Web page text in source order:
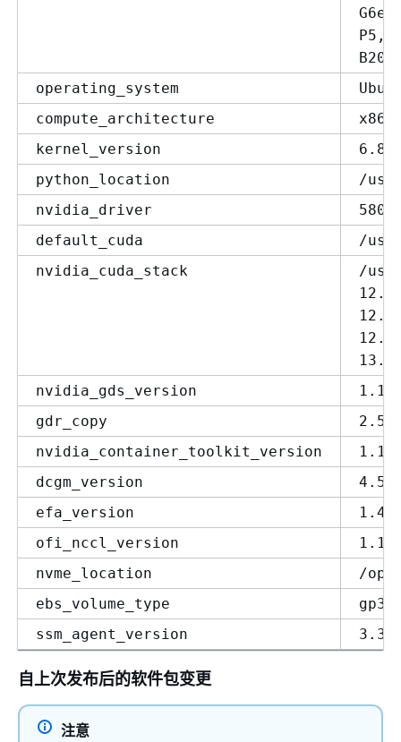
P5,
operating_system
compute_architecture
kernel_version
python_location
/
nvidia_driver
default_cuda
/
nvidia_cuda_stack
/
13.0
nvidia_gds_version
gdr_copy
nvidia_container_toolkit_version
dcgm_version
efa_version
ofi_nccl_version
nvme_location
/opt/
ebs_volume_type
gp3
ssm_agent_version
自上次发布后的软件包变更
注意